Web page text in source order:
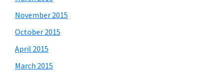
November 2015
October 2015
April 2015
March 2015